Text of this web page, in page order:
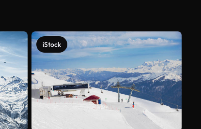
iStock